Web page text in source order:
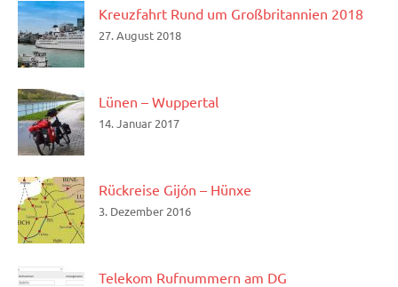
Kreuzfahrt Rund um Großbritannien 2018
27. August 2018
Lünen – Wuppertal
14. Januar 2017
Rückreise Gijón – Hünxe
3. Dezember 2016
Telekom Rufnummern am DG